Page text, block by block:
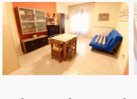
Qualsiasi
Residenziali
Commerciali